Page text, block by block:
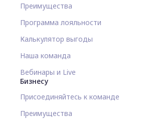
Преимущества
Программа лояльности
Калькулятор выгоды
Наша команда
Вебинары и Live
Бизнесу
Присоединяйтесь к команде
Преимущества